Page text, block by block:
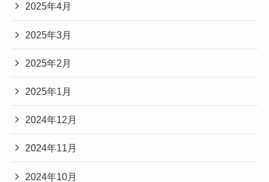
2025年4月
2025年3月
2025年2月
2025年1月
2024年12月
2024年11月
2024年10月